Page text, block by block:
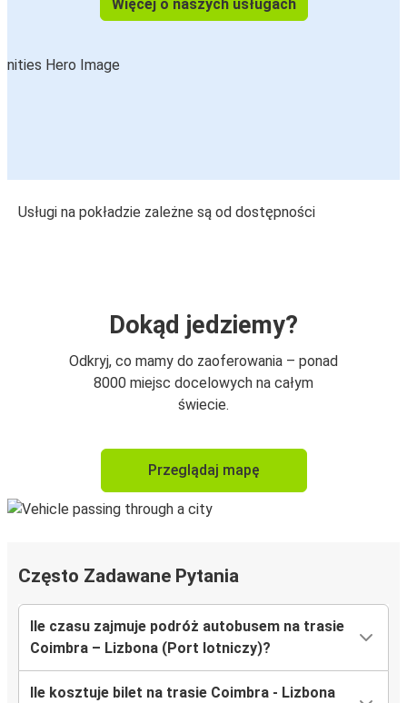
Więcej o naszych usługach
Usługi na pokładzie zależne są od dostępności
Dokąd jedziemy?
Odkryj, co mamy do zaoferowania – ponad
8000 miejsc docelowych na całym
świecie.
Przeglądaj mapę
Często Zadawane Pytania
Ile czasu zajmuje podróż autobusem na trasie
Coimbra – Lizbona (Port lotniczy)?
Ile kosztuje bilet na trasie Coimbra - Lizbona